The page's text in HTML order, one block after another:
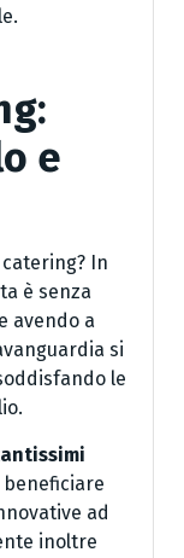
e
In
è senza
avendo a
si
le
ad
inoltre